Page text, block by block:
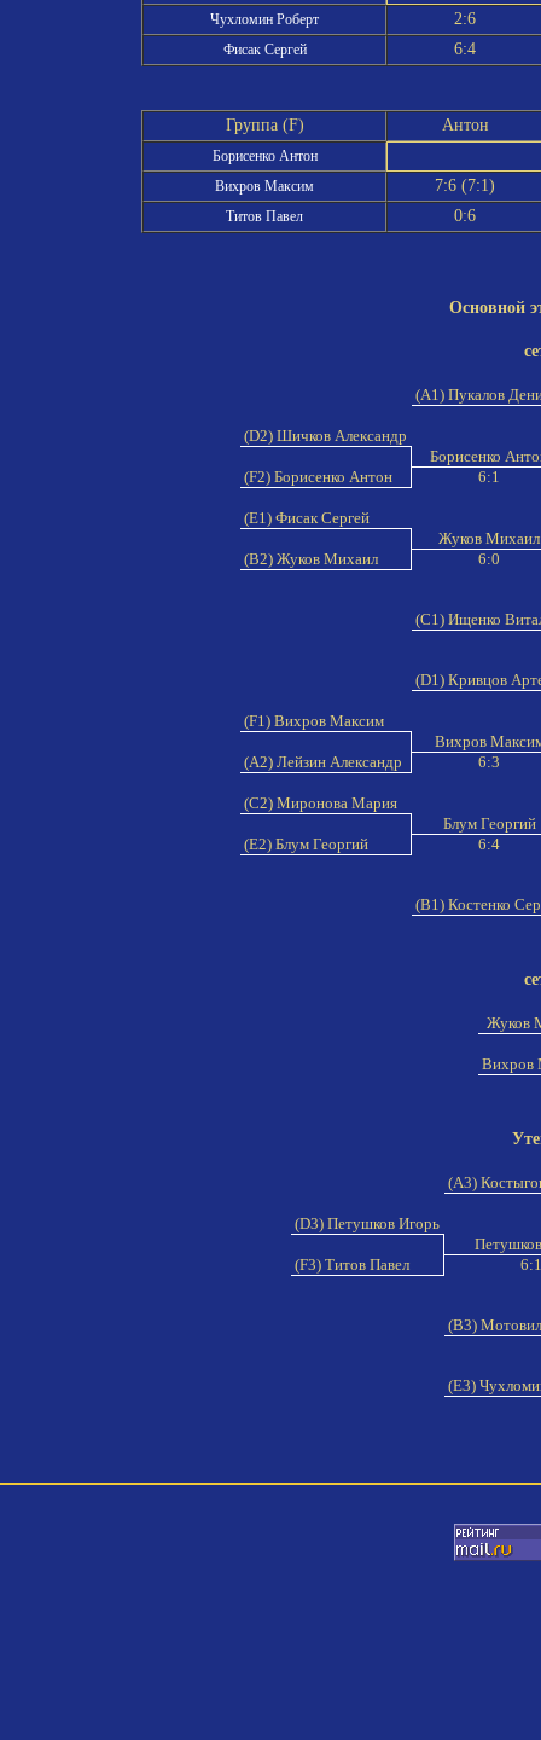
Чухломин Роберт
2:6
Фисак Сергей 6:4
Группа (F) Антон
Борисенко Антон
Вихров Максим
7:6 (7:1)
Титов Павел 0:6
Основной
(A1) Пукалов
(D2) Шичков Александр
Борисенко
(F2) Борисенко Антон
6:1
(E1) Фисак Сергей
Жуков
(B2) Жуков Михаил
6:0
(C1) Ищенко
(D1) Кривцов
(F1) Вихров Максим
Вихров
(A2) Лейзин Александр
6:3
(C2) Миронова Мария
Блум Георгий
(E2) Блум Георгий
6:4
(B1) Костенко
Жуков
Вихров
(A3)
(D3) Петушков Игорь
(F3) Титов Павел
(B3)
(E3)